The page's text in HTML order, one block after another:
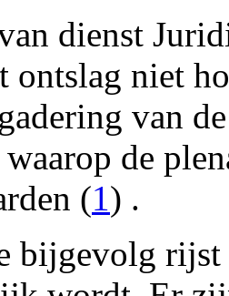
dienst
ontslag niet
van
de
(1) .
bijgevolg rijst